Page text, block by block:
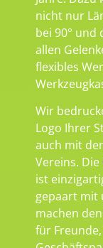
nicht nur
bei 90° und
allen
flexibles
Wir
Logo Ihrer
auch mit
Vereins.
ist
gepaart mit
machen
für